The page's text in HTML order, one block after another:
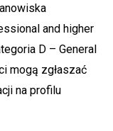
and higher
D – General
mogą zgłaszać
na profilu